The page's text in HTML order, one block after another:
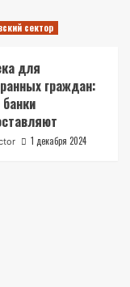
сектор
для
граждан:
1 декабря 2024